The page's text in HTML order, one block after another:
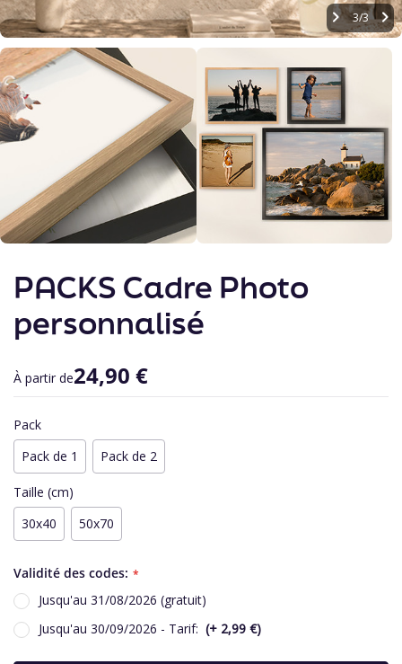
3/3
beginning
the
gallery
PACKS Cadre Photo
personnalisé
À partir de24,90 €
Pack
Pack de 1
Pack de 2
Taille (cm)
30x40
50x70
Validité des codes:
Jusqu'au 31/08/2026 (gratuit)
Jusqu'au 30/09/2026 - Tarif:
+ 2,99 €